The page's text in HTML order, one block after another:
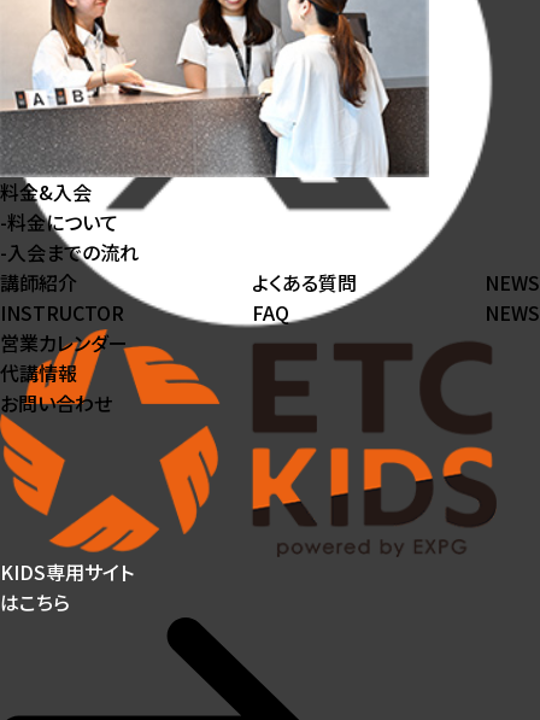
料金&入会
-料⾦について
-⼊会までの流れ
講師紹介
INSTRUCTOR
よくある質問
FAQ
NEWS
NEWS
営業カレンダー
代講情報
お問い合わせ
KIDS専用サイト
はこちら